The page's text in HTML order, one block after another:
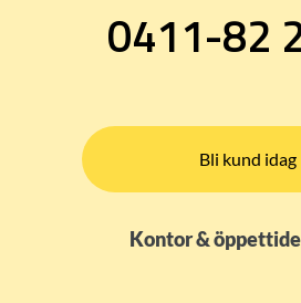
0411-82
Bli kund idag
Kontor &